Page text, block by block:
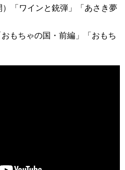
「ワインと銃弾」「あさき夢
もちゃの国・前編」「おもち